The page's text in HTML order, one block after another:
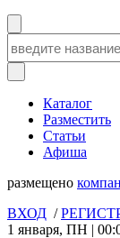
Каталог
Разместить
Статьи
Афиша
размещено
ВХОД /
1 января, ПН |